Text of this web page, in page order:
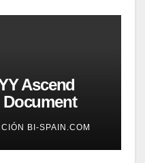
Ascend
Document
BI-SPAIN.COM